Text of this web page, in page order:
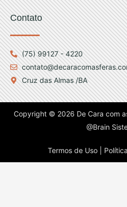
Contato
(75) 99127 - 4220
Cruz das Almas /BA
Copyright © 2026 De Cara com
@Brain
Termos de Uso |